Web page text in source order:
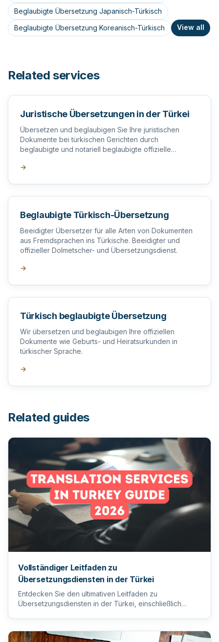
Beglaubigte Übersetzung Japanisch-Türkisch
Beglaubigte Übersetzung Koreanisch-Türkisch
View all
Related services
Juristische Übersetzungen in der Türkei
Übersetzen und beglaubigen Sie Ihre juristischen
Dokumente bei türkischen Gerichten durch
beglaubigte und notariell beglaubigte offizielle
→
Beglaubigte Türkisch-Übersetzung
Beeidigter Übersetzer für alle Arten von Dokumenten
aus Fremdsprachen ins Türkische. Beeidigter und
offizieller Dolmetscher- und Übersetzungsdienst.
→
Türkisch beglaubigte Übersetzung
Wir übersetzen und beglaubigen Ihre offiziellen
Dokumente wie Geburts- und Heiratsurkunden in
türkischer Sprache.
→
Related guides
Vollständiger Leitfaden zu
Übersetzungsdiensten in der Türkei
Entdecken Sie den ultimativen Leitfaden zu
Übersetzungsdiensten in der Türkei, einschließlich